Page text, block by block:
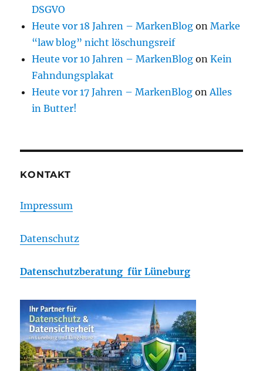
DSGVO
Heute vor 18 Jahren – MarkenBlog onMarke
“law blog” nicht löschungsreif
Heute vor 10 Jahren – MarkenBlog onKein
Fahndungsplakat
Heute vor 17 Jahren – MarkenBlog onAlles
in Butter!
KONTAKT
Impressum
Datenschutz
Datenschutzberatung für Lüneburg